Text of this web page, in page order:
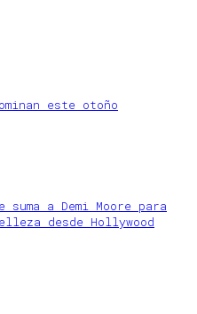
este otoño
a Demi Moore para
desde Hollywood